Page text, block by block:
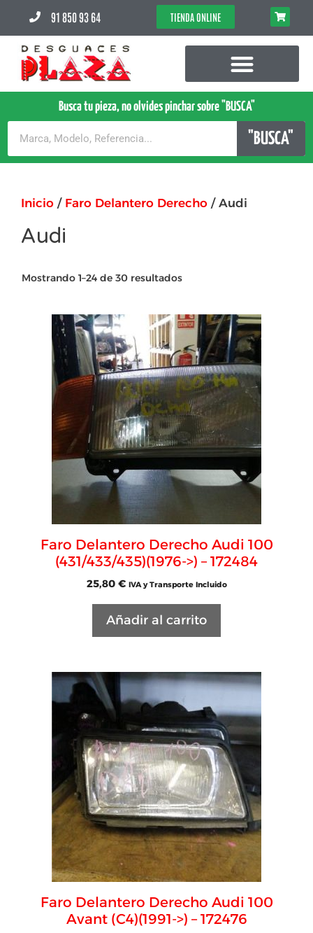
91 850 93 64 TIENDA ONLINE
Busca tu pieza, no olvides pinchar sobre "BUSCA"
"BUSCA"
Inicio / Faro Delantero Derecho / Audi
Audi
Mostrando 1–24 de 30 resultados
Faro Delantero Derecho Audi 100
(431/433/435)(1976->) – 172484
25,80 € IVA y Transporte Incluido
Añadir al carrito
Faro Delantero Derecho Audi 100
Avant (C4)(1991->) – 172476